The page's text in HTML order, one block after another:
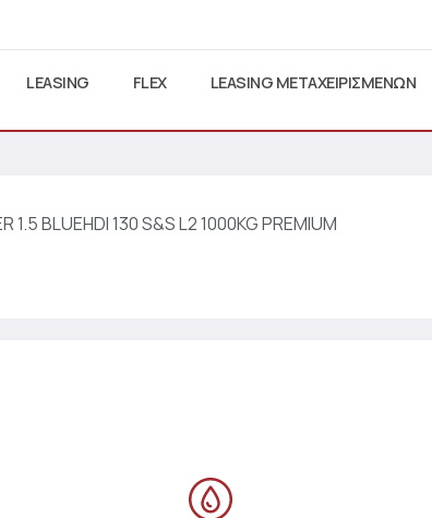
LEASING FLEX LEASING ΜΕΤΑΧΕΙΡΙΣΜΕΝΩΝ
1.5 BLUEHDI 130 S&S L2 1000KG PREMIUM